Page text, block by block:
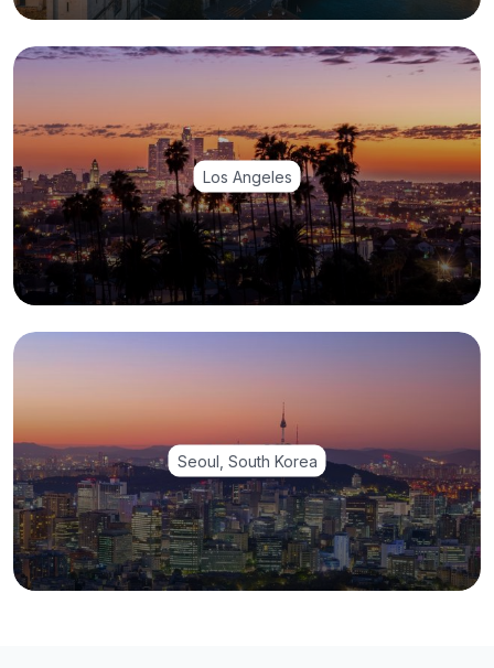
Los Angeles
Seoul, South Korea